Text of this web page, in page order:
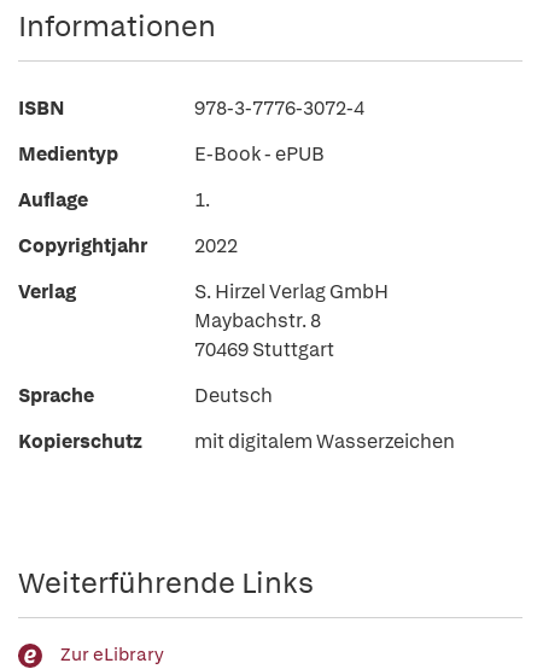
Informationen
ISBN
978-3-7776-3072-4
Medientyp
E-Book - ePUB
Auflage
1.
Copyrightjahr
2022
Verlag
S. Hirzel Verlag GmbH
Maybachstr. 8
70469 Stuttgart
Sprache
Deutsch
Kopierschutz
mit digitalem Wasserzeichen
Weiterführende Links
Zur eLibrary